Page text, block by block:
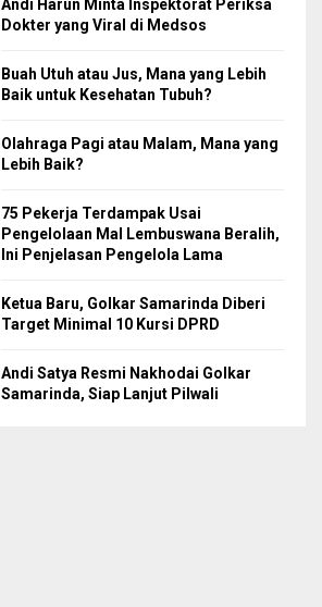
Andi Harun Minta Inspektorat Periksa
Dokter yang Viral di Medsos
Buah Utuh atau Jus, Mana yang Lebih
Baik untuk Kesehatan Tubuh?
Olahraga Pagi atau Malam, Mana yang
Lebih Baik?
75 Pekerja Terdampak Usai
Pengelolaan Mal Lembuswana Beralih,
Ini Penjelasan Pengelola Lama
Ketua Baru, Golkar Samarinda Diberi
Target Minimal 10 Kursi DPRD
Andi Satya Resmi Nakhodai Golkar
Samarinda, Siap Lanjut Pilwali